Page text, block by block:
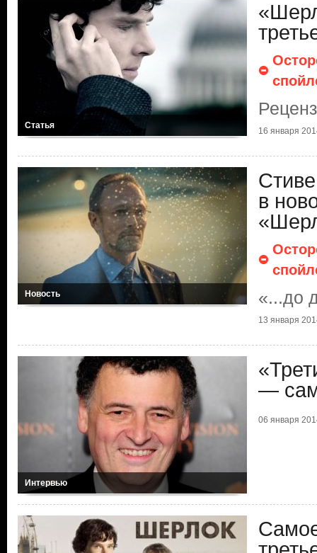
Статья
16 января
Новость
в
«...до
13 января
Интервью
—
06 января